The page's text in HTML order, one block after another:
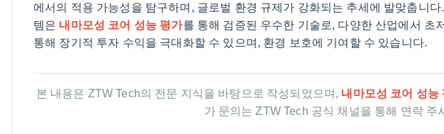
에서의 적용 가능성을 탐구하며, 글로벌 환경 규제가 강화되는 추세에 발맞춥니
템은 내마모성 코어 성능 평가를 통해 검증된 우수한 기술로, 다양한 산업에서 초
통해 장기적 투자 수익을 극대화할 수 있으며, 환경 보호에 기여할 수 있습니다.
본 내용은 ZTW Tech의 전문 지식을 바탕으로 작성되었으며, 내마모성 코어 성능
가 문의는 ZTW Tech 공식 채널을 통해 연락 주